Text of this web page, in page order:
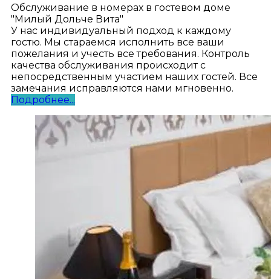
Обслуживание в номерах в гостевом доме
"Милый Дольче Вита"
У нас индивидуальный подход к каждому
гостю. Мы стараемся исполнить все ваши
пожелания и учесть все требования. Контроль
качества обслуживания происходит с
непосредственным участием наших гостей. Все
замечания исправляются нами мгновенно.
Подробнее...